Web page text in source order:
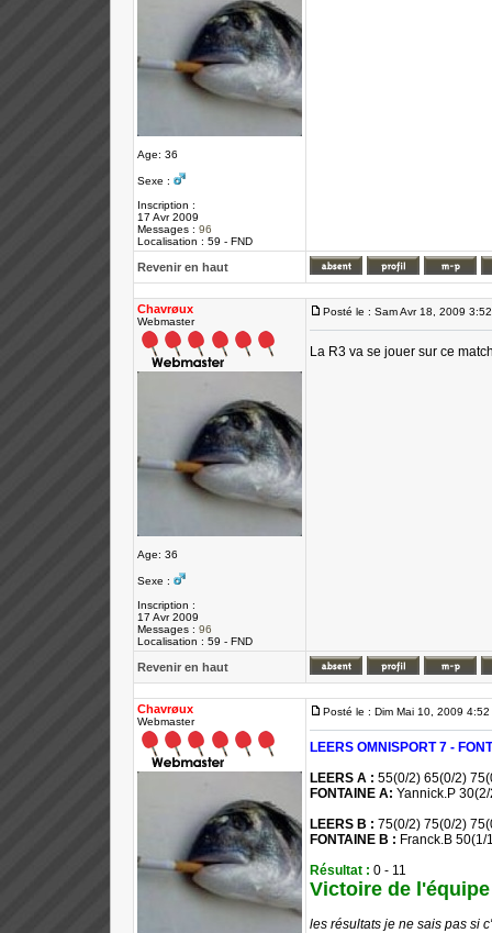
Age: 36
Sexe :
Inscription :
17 Avr 2009
Messages : 96
Localisation : 59 - FND
Revenir en haut
Chavrøux
Webmaster
Age: 36
Sexe :
Inscription :
17 Avr 2009
Messages : 96
Localisation : 59 - FND
Posté le : Sam Avr 18, 2009
La R3 va se jouer sur ce
Revenir en haut
Chavrøux
Webmaster
Posté le : Dim Mai 10, 2009 4:52
LEERS OMNISPORT 7 -
LEERS A : 55(0/2) 65(0/2)
FONTAINE A: Yannick.P
LEERS B : 75(0/2) 75(0/2)
FONTAINE B : Franck.B
Résultat : 0 - 11
Victoire de
les résultats je ne sais pas si